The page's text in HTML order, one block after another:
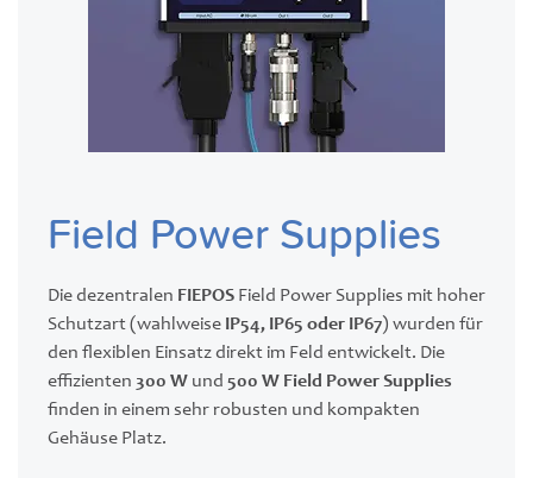
Field Power Supplies
Die dezentralen FIEPOS Field Power Supplies mit hoher
Schutzart (wahlweise
IP54, IP65 oder IP67) wurden für
den flexiblen Einsatz direkt im Feld entwickelt. Die
effizienten 300 W und 500 W Field Power Supplies
finden in einem sehr robusten und kompakten
Gehäuse Platz.